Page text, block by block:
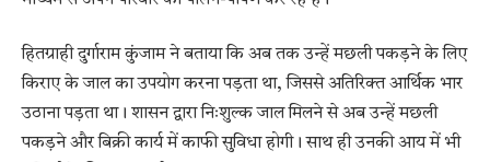
हितग्राही दुर्गाराम कुंजाम ने बताया कि अब तक उन्हें मछली पकड़ने के लिए
किराए के जाल का उपयोग करना पड़ता था, जिससे अतिरिक्त आर्थिक भार
उठाना पड़ता था। शासन द्वारा निःशुल्क जाल मिलने से अब उन्हें मछली
पकड़ने और बिक्री कार्य में काफी सुविधा होगी। साथ ही उनकी आय में भी